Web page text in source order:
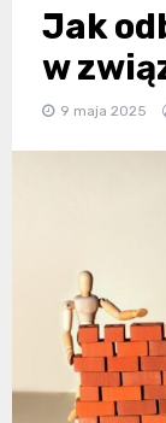
Jak
w
9 maja 2025